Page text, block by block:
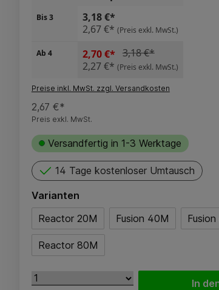
Bis3
3,18 €*
2,67 €* (Preis exkl. MwSt.)
Ab 4 2,70 €* 3,18 €*
2,27 €* (Preis exkl. MwSt.)
Preise inkl. MwSt. zzgl. Versandkosten
2,67 €*
Preis exkl. MwSt.
Versandfertig in 1-3 Werktage
14 Tage kostenloser Umtausch
Varianten
Reactor 20M
Fusion 40M
Reactor 80M
In